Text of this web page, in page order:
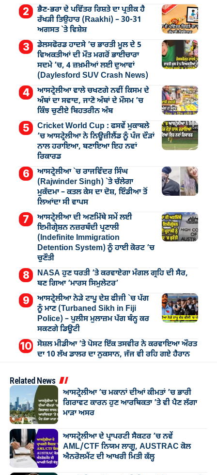
ਭੈਣ-ਭਰਾ ਦੇ ਪਵਿੱਤਰ ਰਿਸ਼ਤੇ ਦਾ ਪ੍ਰਤੀਕ ਹੈ
ਰੱਖੜੀ ਤਿਉਹਾਰ (Raakhi) – 30-31
ਅਗਸਤ `ਤੇ ਵਿਸ਼ੇਸ਼
ਡੇਲਸਫੋਰਡ ਹਾਦਸੇ ’ਚ ਭਾਰਤੀ ਮੂਲ ਦੇ 5
ਵਿਅਕਤੀਆਂ ਦੀ ਮੌਤ ਮਗਰੋਂ ਭਾਈਚਾਰਾ
ਸਦਮੇ ’ਚ, 4 ਜ਼ਖ਼ਮੀਆਂ ਲਈ ਦੁਆਵਾਂ
(Daylesford SUV Crash News)
ਆਸਟ੍ਰੇਲੀਆ ਵਾਲੇ ਚਖਣਗੇ ਨਵੀਂ ਕਿਸਮ ਦੇ
ਅੰਬਾਂ ਦਾ ਸਵਾਦ, ਜਾਣੋ ਅੰਬਾਂ ਦੇ ਮੌਸਮ ’ਚ
ਕਿੰਝ ਚੁਣੀਏ ਬਿਹਤਰੀਨ ਅੰਬ
Cricket World Cup : ਫਸਵੇਂ ਮੁਕਾਬਲੇ
’ਚ ਆਸਟ੍ਰੇਲੀਆ ਨੇ ਨਿਊਜ਼ੀਲੈਂਡ ਨੂੰ ਪੰਜ ਦੌੜਾਂ
ਨਾਲ ਹਰਾਇਆ, ਬਣਾਇਆ ਇਹ ਨਵਾਂ
ਰਿਕਾਰਡ
ਆਸਟ੍ਰੇਲੀਆ `ਚ ਰਾਜਵਿੰਦਰ ਸਿੰਘ
(Rajwinder Singh) `ਤੇ ਚੱਲੇਗਾ
ਮੁੁਕੱਦਮਾ – ਕਤਲ ਕੇਸ ਦਾ ਦੋਸ਼, ਇੰਡੀਆ ਤੋਂ
ਲਿਆਂਦਾ ਸੀ ਵਾਪਸ
ਆਸਟ੍ਰੇਲੀਆ ਦੀ ਅਣਮਿੱਥੇ ਸਮੇਂ ਲਈ
ਇਮੀਗ੍ਰੇਸ਼ਨ ਨਜ਼ਰਬੰਦੀ ਪ੍ਰਣਾਲੀ
(Indefinite Immigration
Detention System) ਨੂੰ ਹਾਈ ਕੋਰਟ ’ਚ
ਚੁਣੌਤੀ
NASA ਹੁਣ ਧਰਤੀ ’ਤੇ ਕਰਵਾਏਗਾ ਮੰਗਲ ਗ੍ਰਹਿ ਦੀ ਸੈਰ,
ਬਣ ਗਿਆ ‘ਮਾਰਸ ਸਿਮੁਲੇਟਰ’
ਆਸਟ੍ਰੇਲੀਆ ਨੇੜੇ ਟਾਪੂ ਦੇਸ਼ ਫੀਜੀ `ਚ ਪੱਗ
ਨੂੰ ਮਾਣ (Turbaned Sikh in Fiji
Police) – ਪੁਲੀਸ ਮੁਲਾਜ਼ਮ ਪੱਗ ਬੰਨ੍ਹ ਕਰ
ਸਕਣਗੇ ਡਿਊਟੀ
ਸੋਸ਼ਲ ਮੀਡੀਆ ’ਤੇ ਪੋਸਟ ਇੱਕ ਤਸਵੀਰ ਨੇ ਕਰਵਾਇਆ ਔਰਤ
ਦਾ 10 ਲੱਖ ਡਾਲਰ ਦਾ ਨੁਕਸਾਨ, ਜੱਜ ਵੀ ਰਹਿ ਗਏ ਹੈਰਾਨ
Related News
ਆਸਟ੍ਰੇਲੀਆ ’ਚ ਮਕਾਨਾਂ ਦੀਆਂ ਕੀਮਤਾਂ ’ਚ ਭਾਰੀ
ਗਿਰਾਵਟ ਕਾਰਨ ਹੁਣ ਆਰਥਿਕਤਾ ’ਤੇ ਵੀ ਪੈਣ ਲੱਗਾ
ਮਾੜਾ ਅਸਰ
ਆਸਟ੍ਰੇਲੀਆ ਦੇ ਪ੍ਰਾਪਰਟੀ ਸੈਕਟਰ ’ਚ ਨਵੇਂ
AML/CTF ਨਿਯਮ ਲਾਗੂ, AUSTRAC ਕੋਲ
ਐਨਰੋਲਮੈਂਟ ਦੀ ਆਖਰੀ ਮਿਤੀ ਕੱਲ੍ਹ